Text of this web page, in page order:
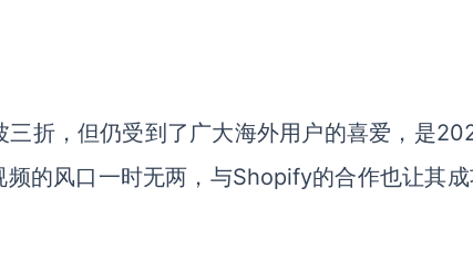
折，但仍受到了广大海外用户的喜爱，是
的风口一时无两，与Shopify的合作也让其